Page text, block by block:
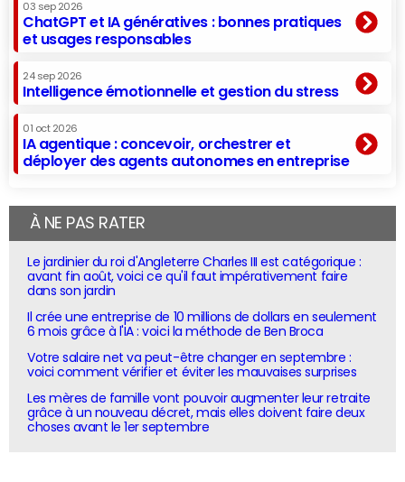
03 sep 2026
ChatGPT et IA génératives : bonnes pratiques
et usages responsables
24 sep 2026
Intelligence émotionnelle et gestion du stress
01 oct 2026
IA agentique : concevoir, orchestrer et
déployer des agents autonomes en entreprise
À NE PAS RATER
Le jardinier du roi d'Angleterre Charles III est catégorique :
avant fin août, voici ce qu'il faut impérativement faire
dans son jardin
Il crée une entreprise de 10 millions de dollars en seulement
6 mois grâce à l'IA : voici la méthode de Ben Broca
Votre salaire net va peut-être changer en septembre :
voici comment vérifier et éviter les mauvaises surprises
Les mères de famille vont pouvoir augmenter leur retraite
grâce à un nouveau décret, mais elles doivent faire deux
choses avant le 1er septembre